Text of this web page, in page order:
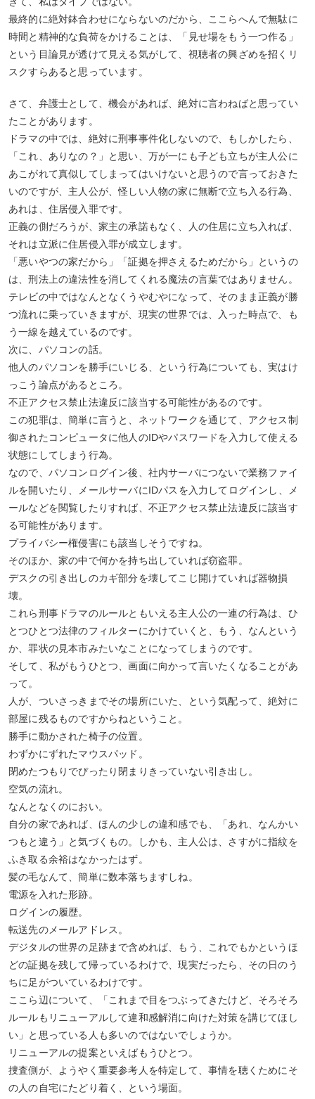
最終的に絶対鉢合わせにならないのだから、ここらへんで無駄に
時間と精神的な負荷をかけることは、「見せ場をもう一つ作る」
という目論見が透けて見える気がして、視聴者の興ざめを招くリ
スクすらあると思っています。
さて、弁護士として、機会があれば、絶対に言わねばと思ってい
たことがあります。
ドラマの中では、絶対に刑事事件化しないので、もしかしたら、
「これ、ありなの？」と思い、万が一にも子ども立ちが主人公に
あこがれて真似してしまってはいけないと思うので言っておきた
いのですが、主人公が、怪しい人物の家に無断で立ち入る行為、
あれは、住居侵入罪です。
正義の側だろうが、家主の承諾もなく、人の住居に立ち入れば、
それは立派に住居侵入罪が成立します。
「悪いやつの家だから」「証拠を押さえるためだから」というの
は、刑法上の違法性を消してくれる魔法の言葉ではありません。
テレビの中ではなんとなくうやむやになって、そのまま正義が勝
つ流れに乗っていきますが、現実の世界では、入った時点で、も
う一線を越えているのです。
次に、パソコンの話。
他人のパソコンを勝手にいじる、という行為についても、実はけ
っこう論点があるところ。
不正アクセス禁止法違反に該当する可能性があるのです。
この犯罪は、簡単に言うと、ネットワークを通じて、アクセス制
御されたコンピュータに他人のIDやパスワードを入力して使える
状態にしてしまう行為。
なので、パソコンログイン後、社内サーバにつないで業務ファイ
ルを開いたり、メールサーバにIDパスを入力してログインし、メ
ールなどを閲覧したりすれば、不正アクセス禁止法違反に該当す
る可能性があります。
プライバシー権侵害にも該当しそうですね。
そのほか、家の中で何かを持ち出していれば窃盗罪。
デスクの引き出しのカギ部分を壊してこじ開けていれば器物損
壊。
これら刑事ドラマのルールともいえる主人公の一連の行為は、ひ
とつひとつ法律のフィルターにかけていくと、もう、なんという
か、罪状の見本市みたいなことになってしまうのです。
そして、私がもうひとつ、画面に向かって言いたくなることがあ
って。
人が、ついさっきまでその場所にいた、という気配って、絶対に
部屋に残るものですからねということ。
勝手に動かされた椅子の位置。
わずかにずれたマウスパッド。
閉めたつもりでぴったり閉まりきっていない引き出し。
空気の流れ。
なんとなくのにおい。
自分の家であれば、ほんの少しの違和感でも、「あれ、なんかい
つもと違う」と気づくもの。しかも、主人公は、さすがに指紋を
ふき取る余裕はなかったはず。
髪の毛なんて、簡単に数本落ちますしね。
電源を入れた形跡。
ログインの履歴。
転送先のメールアドレス。
デジタルの世界の足跡まで含めれば、もう、これでもかというほ
どの証拠を残して帰っているわけで、現実だったら、その日のう
ちに足がついているわけです。
ここら辺について、「これまで目をつぶってきたけど、そろそろ
ルールもリニューアルして違和感解消に向けた対策を講じてほし
い」と思っている人も多いのではないでしょうか。
リニューアルの提案といえばもうひとつ。
捜査側が、ようやく重要参考人を特定して、事情を聴くためにそ
の人の自宅にたどり着く、という場面。